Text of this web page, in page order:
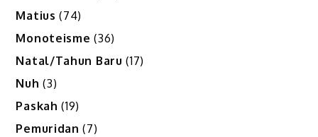
Matius (74)
Monoteisme (36)
Natal/Tahun Baru (17)
Nuh (3)
Paskah (19)
Pemuridan (7)